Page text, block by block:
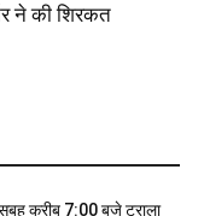
ने की शिरकत
सुबह करीब 7:00 बजे ट्राला